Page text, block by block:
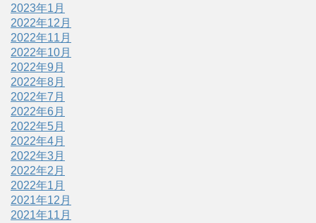
2023年1月
2022年12月
2022年11月
2022年10月
2022年9月
2022年8月
2022年7月
2022年6月
2022年5月
2022年4月
2022年3月
2022年2月
2022年1月
2021年12月
2021年11月